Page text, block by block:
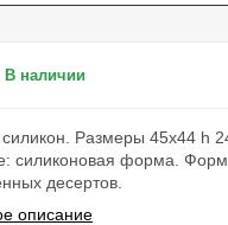
В наличии
Размеры 45x44 h
силиконовая форма.
десертов.
описание